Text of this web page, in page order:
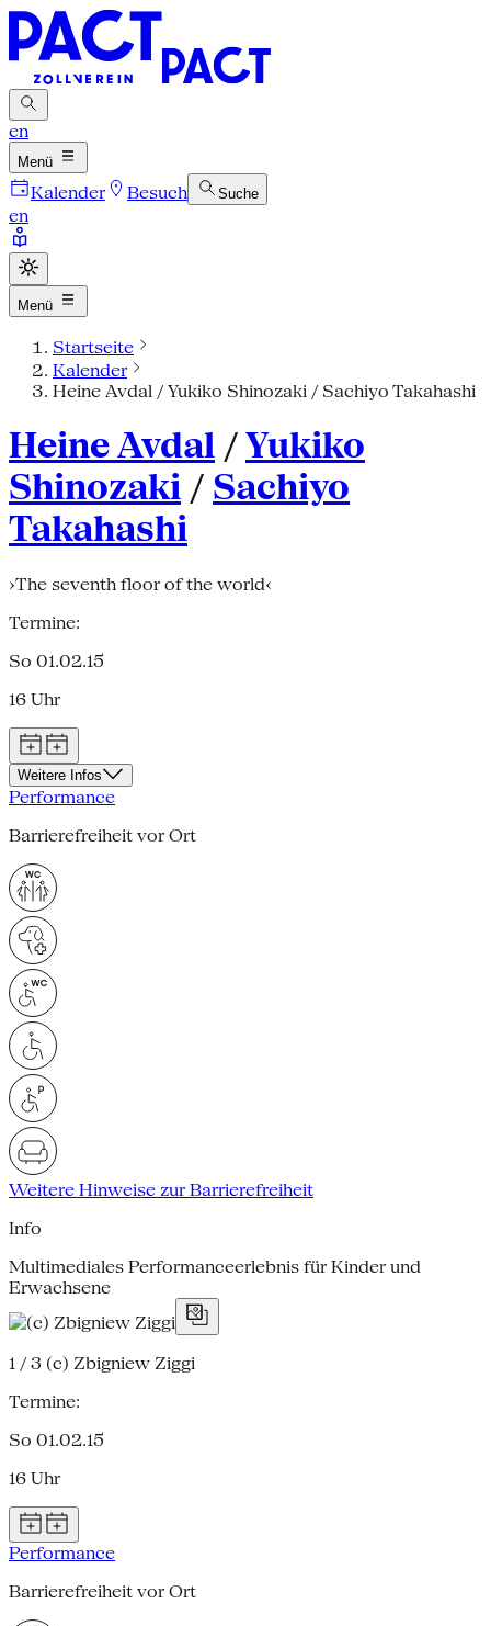
en
Menü
Kalender Besuch Suche
en
Menü
Startseite
Kalender
Heine Avdal / Yukiko Shinozaki / Sachiyo Takahashi
Heine Avdal /Yukiko
Shinozaki / Sachiyo
Takahashi
›The seventh floor of the world‹
Termine:
So 01.02.15
16 Uhr
Weitere Infos
Performance
Barrierefreiheit vor Ort
Weitere Hinweise zur Barrierefreiheit
Info
Multimediales Performanceerlebnis für Kinder und
Erwachsene
1 / 3 (c) Zbigniew Ziggi
Termine:
So 01.02.15
16 Uhr
Performance
Barrierefreiheit vor Ort